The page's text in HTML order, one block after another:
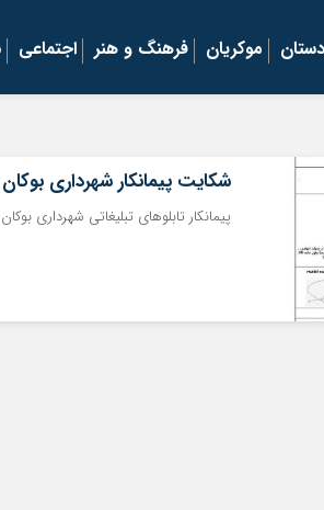
موکریان فرهنگ و هنر اجتماعی
شکایت پیمانکار شهرداری بوکان
پیمانکار تابلوهای تبلیغاتی شهرداری